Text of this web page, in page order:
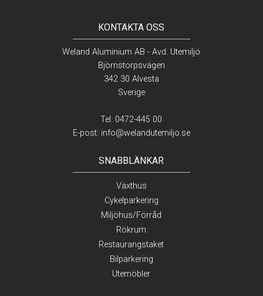
KONTAKTA OSS
Weland Aluminium AB - Avd. Utemiljö
Björnstorpsvägen
342 30 Alvesta
Sverige
Tel: 0472-445 00
E-post: info@welandutemiljo.se
SNABBLÄNKAR
Växthus
Cykelparkering
Miljöhus/Förråd
Rökrum
Restaurangstaket
Bilparkering
Utemöbler